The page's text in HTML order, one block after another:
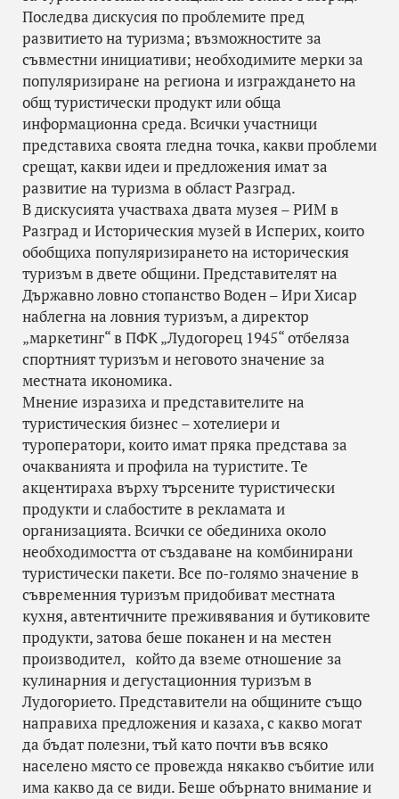
Последва дискусия по проблемите пред
развитието на туризма; възможностите за
съвместни инициативи; необходимите мерки за
популяризиране на региона и изграждането на
общ туристически продукт или обща
информационна среда. Всички участници
представиха своята гледна точка, какви проблеми
срещат, какви идеи и предложения имат за
развитие на туризма в област Разград.
В дискусията участваха двата музея – РИМ в
Разград и Историческия музей в Исперих, които
обобщиха популяризирането на историческия
туризъм в двете общини. Представителят на
Държавно ловно стопанство Воден – Ири Хисар
наблегна на ловния туризъм, а директор
„маркетинг“ в ПФК „Лудогорец 1945“ отбеляза
спортният туризъм и неговото значение за
местната икономика.
Мнение изразиха и представителите на
туристическия бизнес – хотелиери и
туроператори, които имат пряка представа за
очакванията и профила на туристите. Те
акцентираха върху търсените туристически
продукти и слабостите в рекламата и
организацията. Всички се обединиха около
необходимостта от създаване на комбинирани
туристически пакети. Все по-голямо значение в
съвременния туризъм придобиват местната
кухня, автентичните преживявания и бутиковите
продукти, затова беше поканен и на местен
производител, който да вземе отношение за
кулинарния и дегустационния туризъм в
Лудогорието. Представители на общините също
направиха предложения и казаха, с какво могат
да бъдат полезни, тъй като почти във всяко
населено място се провежда някакво събитие или
има какво да се види. Беше обърнато внимание и